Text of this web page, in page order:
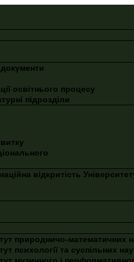
освітнього процесу
підрозділи
відкритість
природничо-математичних
психології та суспільних